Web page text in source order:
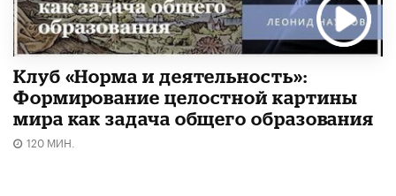
Клуб «Норма и деятельность»:
Формирование целостной картины
мира как задача общего образования
120 МИН.